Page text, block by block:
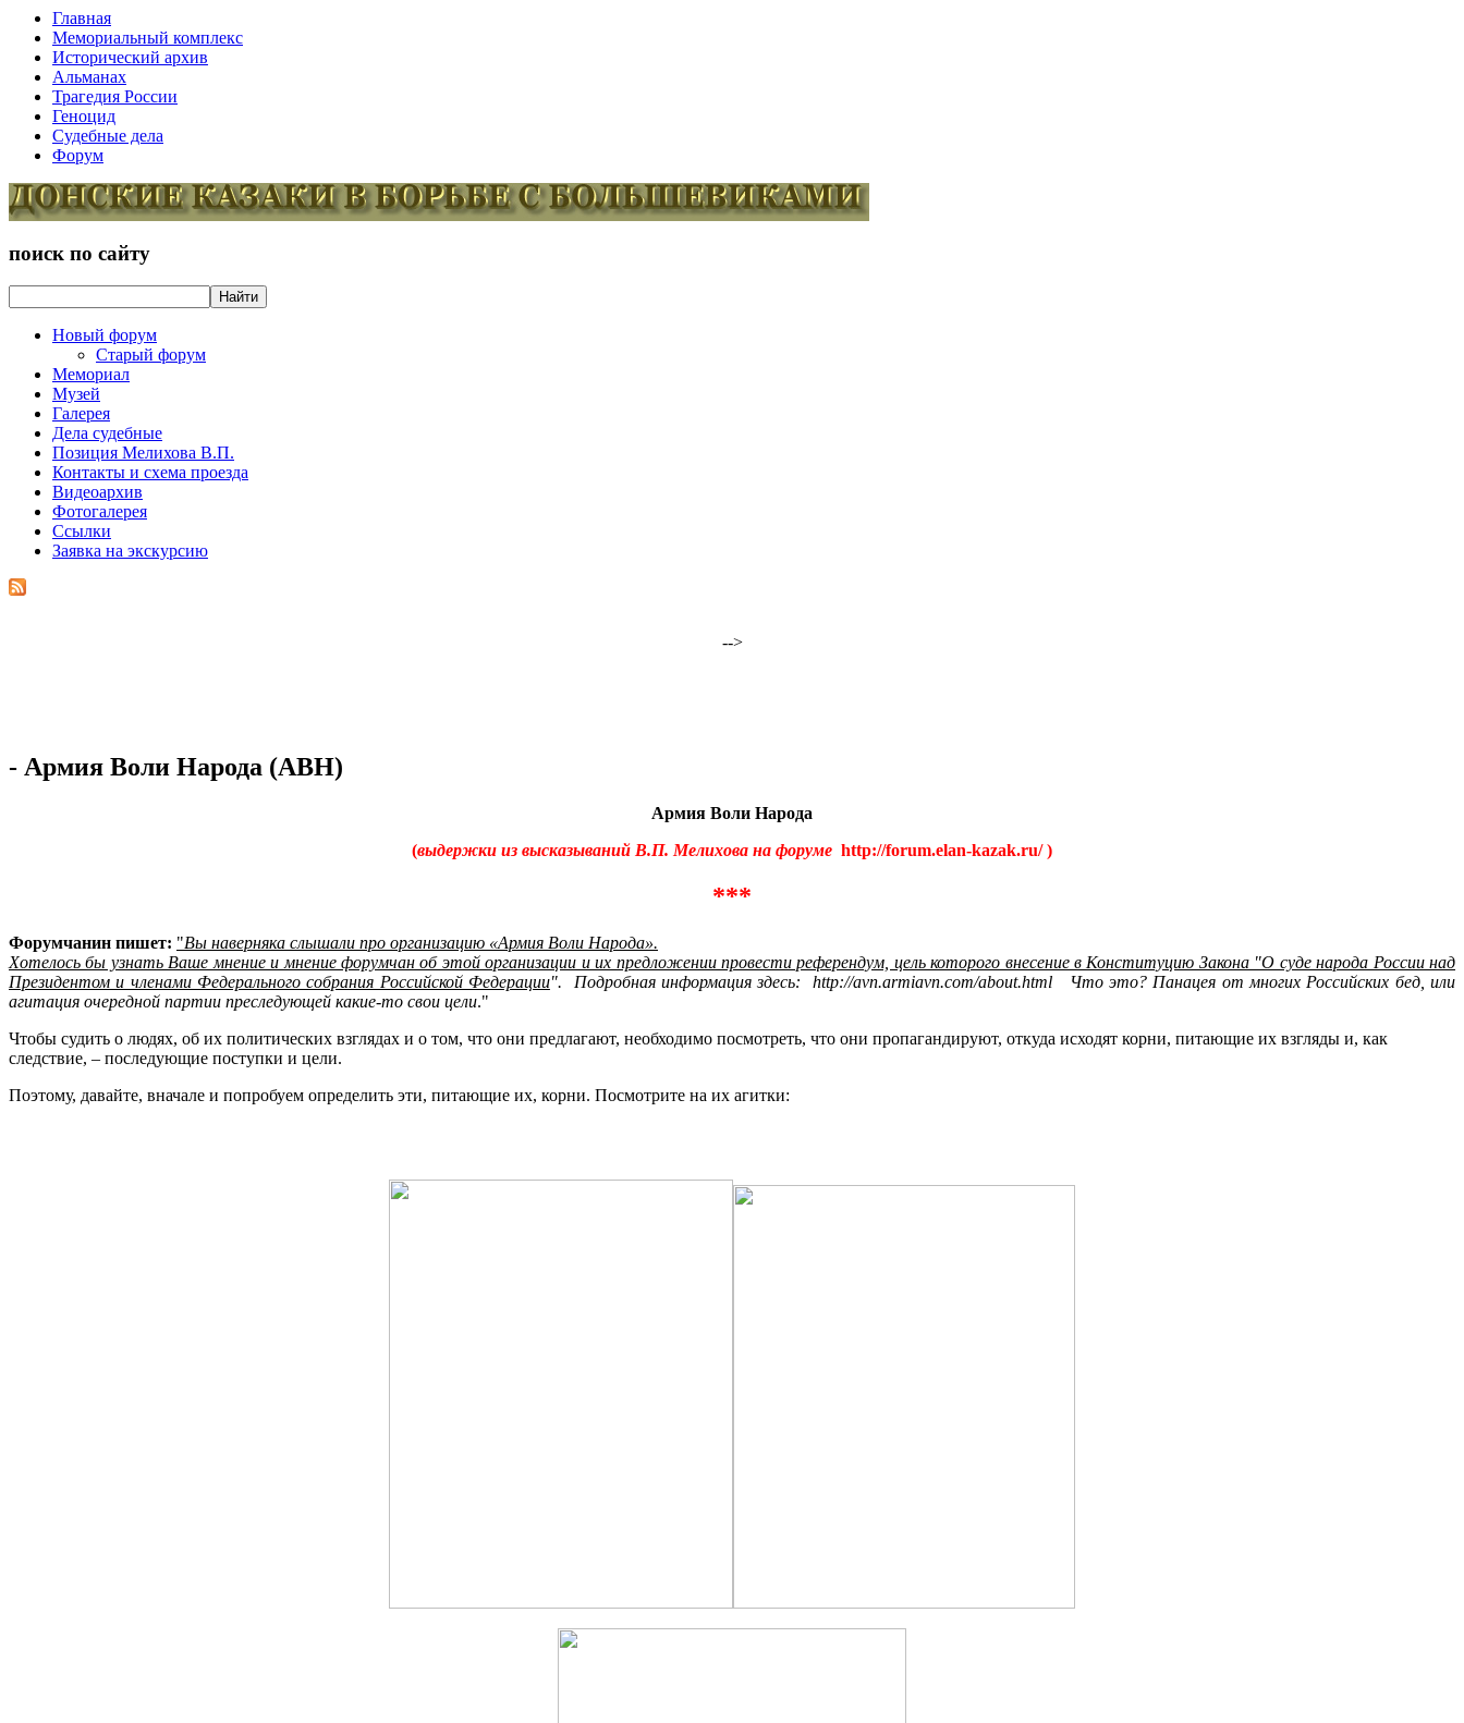
Главная
Мемориальный комплекс
Исторический архив
Альманах
Трагедия России
Геноцид
Судебные дела
Форум
поиск по сайту
Новый форум
Старый форум
Мемориал
Музей
Галерея
Дела судебные
Позиция Мелихова В.П.
Контакты и схема проезда
Видеоархив
Фотогалерея
Ссылки
Заявка на экскурсию
-->
- Армия Воли Народа (АВН)
Армия Воли Народа
(выдержки из высказываний В.П. Мелихова на форуме http://forum.elan-kazak.ru/ )
***
Форумчанин пишет: "Вы наверняка слышали про организацию «Армия Воли Народа».
Хотелось бы узнать Ваше мнение и мнение форумчан об этой организации и их предложении провести референдум, цель которого внесение в Конституцию Закона "О суде народа России над
Президентом и членами Федерального собрания Российской Федерации". Подробная информация здесь: http://avn.armiavn.com/about.html Что это? Панацея от многих Российских бед, или
агитация очередной партии преследующей какие-то свои цели."
Чтобы судить о людях, об их политических взглядах и о том, что они предлагают, необходимо посмотреть, что они пропагандируют, откуда исходят корни, питающие их взгляды и, как
следствие, – последующие поступки и цели.
Поэтому, давайте, вначале и попробуем определить эти, питающие их, корни. Посмотрите на их агитки: